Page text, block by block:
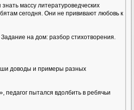
массу литературоведческих
сегодня. Они не прививают любовь к
на дом: разбор стихотворения.
доводы и примеры разных
педагог пытался вдолбить в ребячьи